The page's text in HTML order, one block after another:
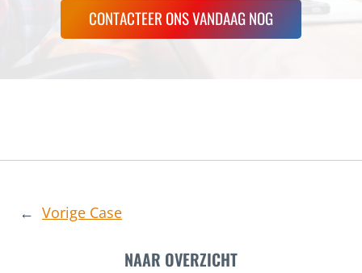
CONTACTEER ONS VANDAAG NOG
← Vorige Case
NAAR OVERZICHT